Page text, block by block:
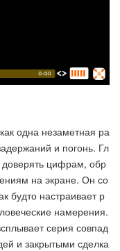
одна незаметная ра
и погонь. Гл
доверять цифрам, обр
на экране. Он со
будто настраивает р
намерения.
серия совпад
и закрытыми сделка